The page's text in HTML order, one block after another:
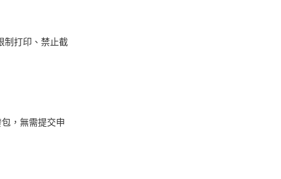
制打印、禁止截
，無需提交申